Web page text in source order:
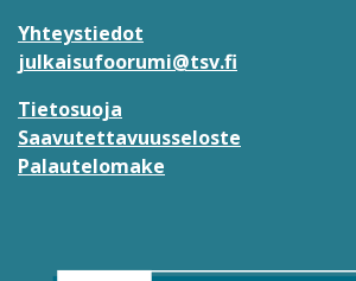
Yhteystiedot
julkaisufoorumi@tsv.fi
Tietosuoja
Saavutettavuusseloste
Palautelomake